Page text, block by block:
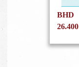
BHD
26.400